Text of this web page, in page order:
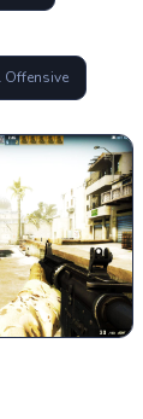
Offensive